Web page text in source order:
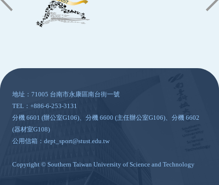
地址：71005 台南市永康區南台街一號
TEL：+886-6-253-3131
分機 6601 (辦公室G106)、分機 6600 (主任辦公室G106)、分機 6602
(器材室G108)
公用信箱：dept_sport@stust.edu.tw
Copyright © Southern Taiwan University of Science and Technology